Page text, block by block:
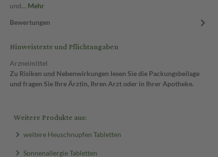
und… Mehr
Bewertungen
Hinweistexte und Pflichtangaben
Arzneimittel
Zu Risiken und Nebenwirkungen lesen Sie die Packungsbeilage
und fragen Sie Ihre Ärztin, Ihren Arzt oder in Ihrer Apotheke.
Weitere Produkte aus:
weitere Heuschnupfen Tabletten
Sonnenallergie Tabletten